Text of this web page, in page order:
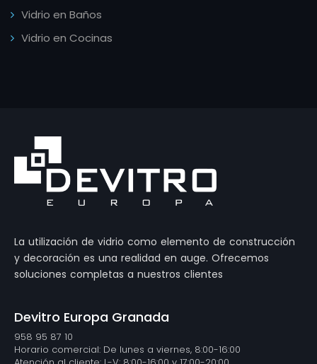
Vidrio en Baños
Vidrio en Cocinas
La utilización de vidrio como elemento de construcción
y decoración es una realidad en auge. Ofrecemos
soluciones completas a nuestros clientes
Devitro Europa Granada
958 95 87 10
Horario comercial: De lunes a viernes, 8:00-16:00